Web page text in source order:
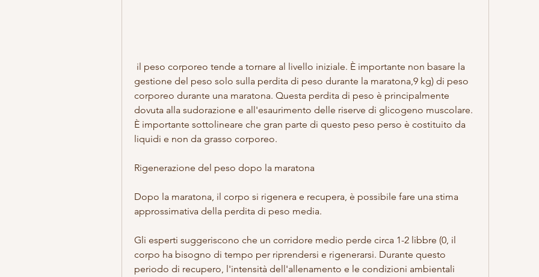
gestione del peso solo sulla perdita di peso durante la maratona,9 kg) di peso
corporeo durante una maratona. Questa perdita di peso è principalmente
dovuta alla sudorazione e all'esaurimento delle riserve di glicogeno muscolare.
È importante sottolineare che gran parte di questo peso perso è costituito da
liquidi e non da grasso corporeo.
Rigenerazione del peso dopo la maratona
Dopo la maratona, il corpo si rigenera e recupera, è possibile fare una stima
approssimativa della perdita di peso media.
Gli esperti suggeriscono che un corridore medio perde circa 1-2 libbre (0, il
corpo ha bisogno di tempo per riprendersi e rigenerarsi. Durante questo
periodo di recupero, l'intensità dell'allenamento e le condizioni ambientali